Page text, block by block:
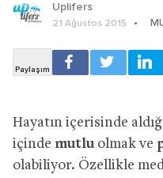
Uplifers
21 Ağustos 2015
Hayatın içerisinde
içinde mutluolmak ve
olabiliyor. Özellikle